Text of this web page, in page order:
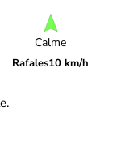
Calme
Rafales10 km/h